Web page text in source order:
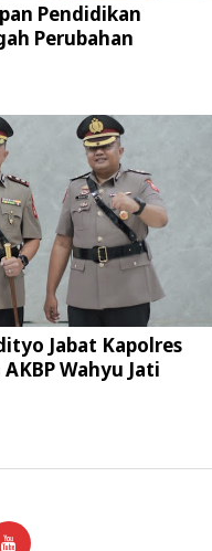
Pendidikan
Perubahan
Jabat Kapolres
Wahyu Jati